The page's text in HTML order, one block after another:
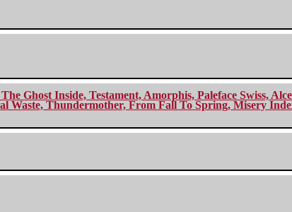
Ghost Inside, Testament, Amorphis, Paleface Swiss,
Thundermother, From Fall To Spring, Misery